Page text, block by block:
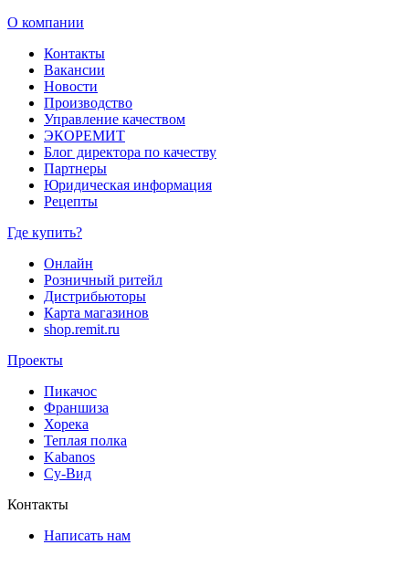
О компании
Контакты
Вакансии
Новости
Производство
Управление качеством
ЭКОРЕМИТ
Блог директора по качеству
Партнеры
Юридическая информация
Рецепты
Где купить?
Онлайн
Розничный ритейл
Дистрибьюторы
Карта магазинов
shop.remit.ru
Проекты
Пикачос
Франшиза
Хорека
Теплая полка
Kabanos
Су-Вид
Контакты
Написать нам